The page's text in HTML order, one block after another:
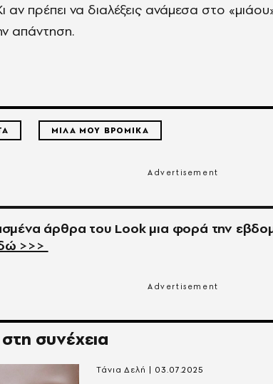
αν πρέπει να διαλέξεις ανάμεσα στο
απάντηση.
ΜΙΛΑ ΜΟΥ ΒΡΟΜΙΚΑ
άρθρα του Look μια φορά την
>>>
συνέχεια
Τάνια Δελή 03.07.2025